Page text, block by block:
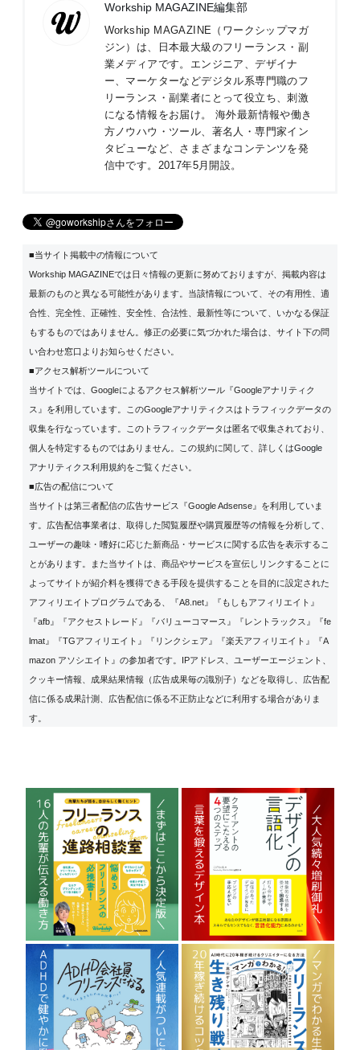
Workship MAGAZINE編集部
Workship MAGAZINE（ワークシップマガ
ジン）は、日本最大級のフリーランス・副
業メディアです。エンジニア、デザイナ
ー、マーケターなどデジタル系専門職のフ
リーランス・副業者にとって役立ち、刺激
になる情報をお届け。 海外最新情報や働き
方ノウハウ・ツール、著名人・専門家イン
タビューなど、さまざまなコンテンツを発
信中です。2017年5月開設。
■当サイト掲載中の情報について
Workship MAGAZINEでは日々情報の更新に努めておりますが、掲載内容は
最新のものと異なる可能性があります。当該情報について、その有用性、適
合性、完全性、正確性、安全性、合法性、最新性等について、いかなる保証
もするものではありません。修正の必要に気づかれた場合は、サイト下の問
い合わせ窓口よりお知らせください。
■アクセス解析ツールについて
当サイトでは、Googleによるアクセス解析ツール『Googleアナリティク
ス』を利用しています。このGoogleアナリティクスはトラフィックデータの
収集を行なっています。このトラフィックデータは匿名で収集されており、
個人を特定するものではありません。この規約に関して、詳しくはGoogle
アナリティクス利用規約をご覧ください。
■広告の配信について
当サイトは第三者配信の広告サービス『Google Adsense』を利用していま
す。広告配信事業者は、取得した閲覧履歴や購買履歴等の情報を分析して、
ユーザーの趣味・嗜好に応じた新商品・サービスに関する広告を表示するこ
とがあります。また当サイトは、商品やサービスを宣伝しリンクすることに
よってサイトが紹介料を獲得できる手段を提供することを目的に設定された
アフィリエイトプログラムである、『A8.net』『もしもアフィリエイト』
『afb』『アクセストレード』『バリューコマース』『レントラックス』『fe
lmat』『TGアフィリエイト』『リンクシェア』『楽天アフィリエイト』『A
mazon アソシエイト』の参加者です。IPアドレス、ユーザーエージェント、
クッキー情報、成果結果情報（広告成果毎の識別子）などを取得し、広告配
信に係る成果計測、広告配信に係る不正防止などに利用する場合がありま
す。